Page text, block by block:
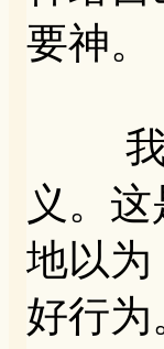
要神。
我们
义。
地以为
好行